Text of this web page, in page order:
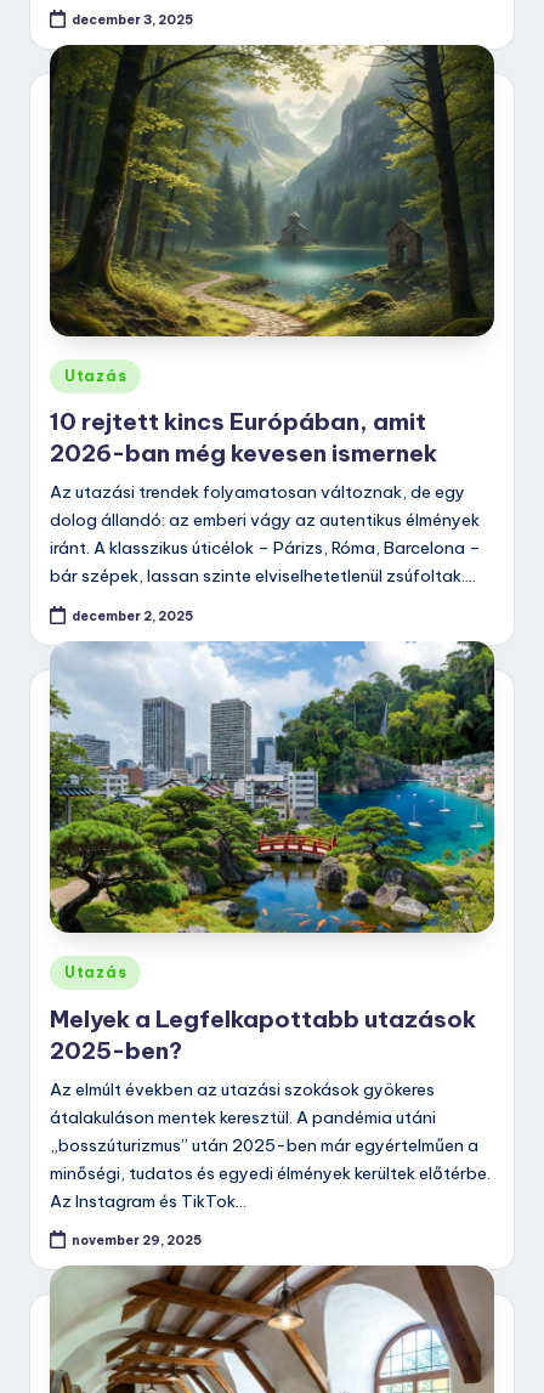
december 3, 2025
Posted
in
Utazás
10 rejtett kincs Európában, amit
2026-ban még kevesen ismernek
Az utazási trendek folyamatosan változnak, de egy
dolog állandó: az emberi vágy az autentikus élmények
iránt. A klasszikus úticélok – Párizs, Róma, Barcelona –
bár szépek, lassan szinte elviselhetetlenül zsúfoltak.…
december 2, 2025
Posted
in
Utazás
Melyek a Legfelkapottabb utazások
2025-ben?
Az elmúlt években az utazási szokások gyökeres
átalakuláson mentek keresztül. A pandémia utáni
„bosszúturizmus” után 2025-ben már egyértelműen a
minőségi, tudatos és egyedi élmények kerültek előtérbe.
Az Instagram és TikTok…
november 29, 2025